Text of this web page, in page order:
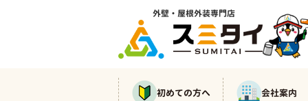
外壁・屋根外装専門店
初めての方へ 会社案内